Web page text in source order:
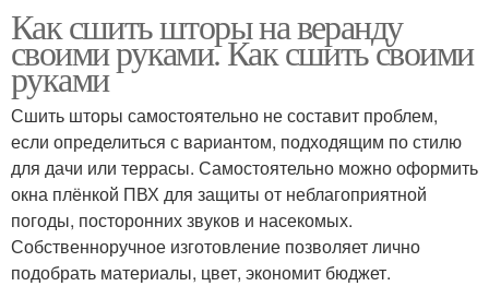
Как сшить шторы на веранду
своими руками. Как сшить своими
руками
Сшить шторы самостоятельно не составит проблем,
если определиться с вариантом, подходящим по стилю
для дачи или террасы. Самостоятельно можно оформить
окна плёнкой ПВХ для защиты от неблагоприятной
погоды, посторонних звуков и насекомых.
Собственноручное изготовление позволяет лично
подобрать материалы, цвет, экономит бюджет.